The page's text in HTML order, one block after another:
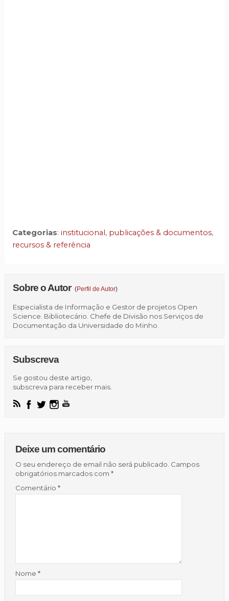
Categorias: institucional, publicações & documentos,
recursos & referência
Sobre o Autor (Perfil de Autor)
Especialista de Informação e Gestor de projetos Open
Science. Bibliotecário. Chefe de Divisão nos Serviços de
Documentação da Universidade do Minho.
Subscreva
Se gostou deste artigo,
subscreva para receber mais.
Deixe um comentário
O seu endereço de email não será publicado. Campos
obrigatórios marcados com *
Comentário *
Nome *